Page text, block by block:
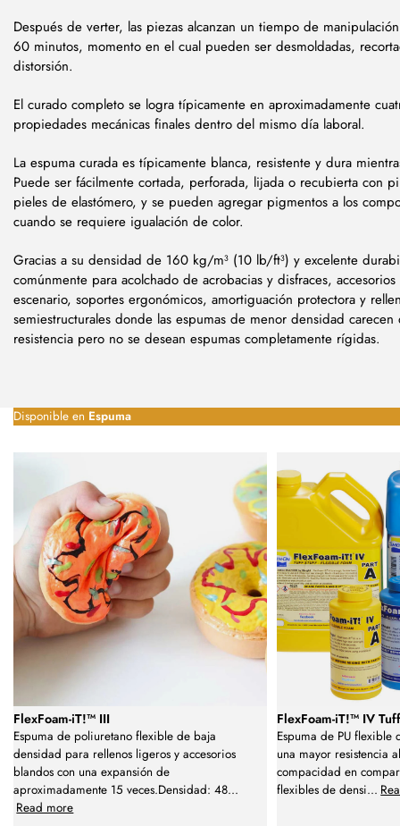
Después de verter, las piezas alcanzan un tiempo de
60 minutos, momento en el cual pueden ser desmoldadas,
distorsión.
El curado completo se logra típicamente en aproximadamente
propiedades mecánicas finales dentro del mismo día laboral.
La espuma curada es típicamente blanca, resistente y dura
Puede ser fácilmente cortada, perforada, lijada o recubierta con
pieles de elastómero, y se pueden agregar pigmentos a los
cuando se requiere igualación de color.
Gracias a su densidad de 160 kg/m³ (10 lb/ft³) y excelente
comúnmente para acolchado de acrobacias y disfraces,
escenario, soportes ergonómicos, amortiguación protectora y
semiestructurales donde las espumas de menor densidad
resistencia pero no se desean espumas completamente rígidas.
Disponible en Espuma
FlexFoam-iT!™ III
Espuma de poliuretano flexible de baja
densidad para rellenos ligeros y accesorios
blandos con una expansión de
aproximadamente 15 veces.Densidad: 48...
Read more
FlexFoam-iT!™ IV
Espuma de PU
una mayor resistencia
compacidad en
flexibles de densi...